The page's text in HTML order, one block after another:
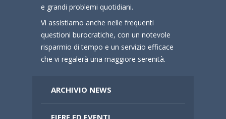
e grandi problemi quotidiani.
Vi assistiamo anche nelle frequenti
questioni burocratiche, con un notevole
risparmio di tempo e un servizio efficace
che vi regalerà una maggiore serenità.
ARCHIVIO NEWS
FIERE ED EVENTI